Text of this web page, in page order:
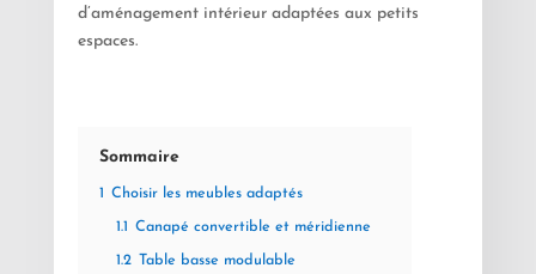
d’aménagement intérieur adaptées aux petits
espaces.
Sommaire
1 Choisir les meubles adaptés
1.1 Canapé convertible et méridienne
1.2 Table basse modulable